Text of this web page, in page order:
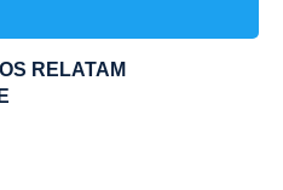
RELATAM